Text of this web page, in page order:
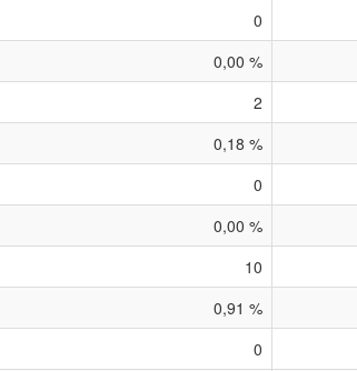
0
0,00 %
2
0,18 %
0
0,00 %
10
0,91 %
0